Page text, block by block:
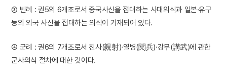
③ 빈례 : 권5의 6개조로서 중국사신을 접대하는 사대의식과 일본·유구
등의 외국 사신을 접대하는 의식이 기재되어 있다.
④ 군례 : 권6의 7개조로서 친사(親射)·열병(閱兵)·강무(講武)에 관한
군사의식 절차에 대한 것이다.